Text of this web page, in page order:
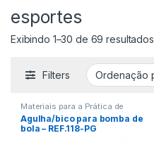
esportes
Exibindo 1–30 de 69 resultados
Filters
Materiais para a Prática de
Esportes
Agulha/bico para bomba de
bola – REF.118-PG